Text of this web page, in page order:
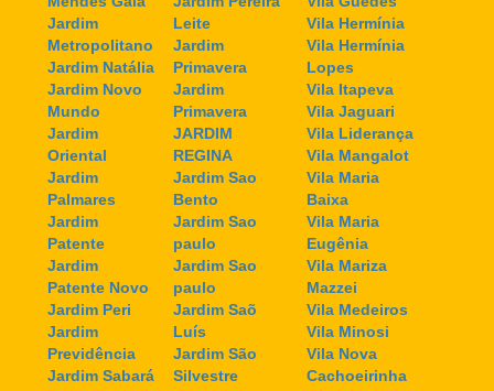
Jardim
Metropolitano
Jardim Natália
Jardim Novo
Mundo
Jardim
Oriental
Jardim
Palmares
Jardim
Patente
Jardim
Patente Novo
Jardim Peri
Jardim
Previdência
Jardim Sabará
Leite
Jardim
Primavera
Jardim
Primavera
JARDIM
REGINA
Jardim Sao
Bento
Jardim Sao
paulo
Jardim Sao
paulo
Jardim Saõ
Luís
Jardim São
Silvestre
Vila Hermínia
Vila Hermínia
Lopes
Vila Itapeva
Vila Jaguari
Vila Liderança
Vila Mangalot
Vila Maria
Baixa
Vila Maria
Eugênia
Vila Mariza
Mazzei
Vila Medeiros
Vila Minosi
Vila Nova
Cachoeirinha